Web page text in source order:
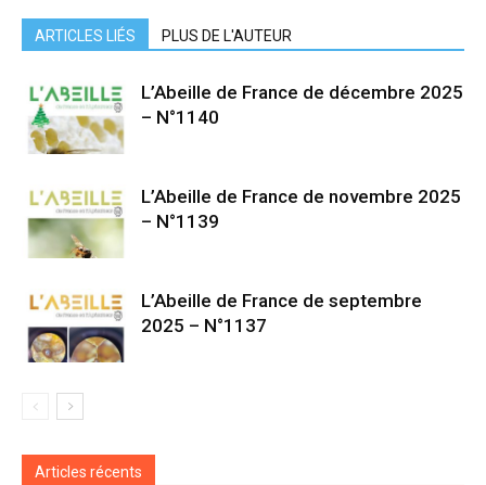
ARTICLES LIÉS PLUS DE L'AUTEUR
L’Abeille de France de décembre 2025
– N°1140
L’Abeille de France de novembre 2025
– N°1139
L’Abeille de France de septembre
2025 – N°1137
Articles récents